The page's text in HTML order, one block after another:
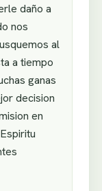
daño a
nos
al
a tiempo
ganas
decision
en